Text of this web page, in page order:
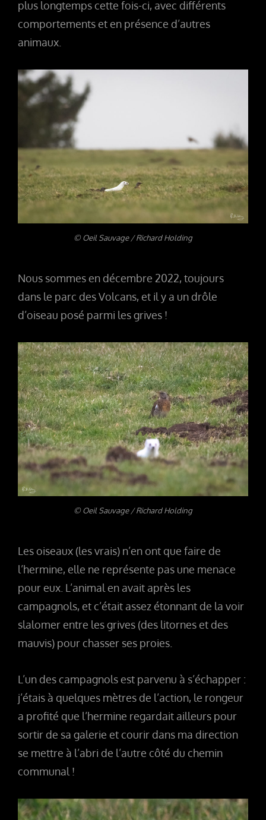
plus longtemps cette fois-ci, avec différents
comportements et en présence d’autres
animaux.
© Oeil Sauvage / Richard Holding
Nous sommes en décembre 2022, toujours
dans le parc des Volcans, et il y a un drôle
d’oiseau posé parmi les grives !
© Oeil Sauvage / Richard Holding
Les oiseaux (les vrais) n’en ont que faire de
l’hermine, elle ne représente pas une menace
pour eux. L’animal en avait après les
campagnols, et c’était assez étonnant de la voir
slalomer entre les grives (des litornes et des
mauvis) pour chasser ses proies.
L’un des campagnols est parvenu à s’échapper :
j’étais à quelques mètres de l’action, le rongeur
a profité que l’hermine regardait ailleurs pour
sortir de sa galerie et courir dans ma direction
se mettre à l’abri de l’autre côté du chemin
communal !